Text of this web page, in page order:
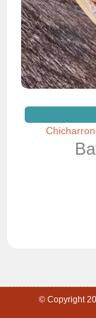
© Copyright